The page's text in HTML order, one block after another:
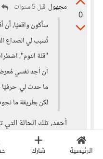
الرئيسية شارك
0
مجهول قبل 5 سنوات
سأكون واقعيًا،
تُسبب لي الصداع
"قلة النوم"،
أن أجد نفسي
ما حدث لي. حرفيًا
لكن بطريقة ما
أحمد، تلك الحالة
تتحدث عن حالة
مباشرة؟